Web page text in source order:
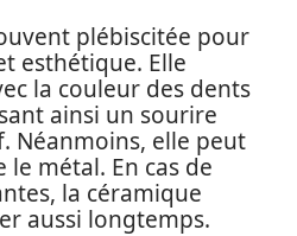
plébiscitée pour
esthétique. Elle
la couleur des dents
ainsi un sourire
Néanmoins, elle peut
métal. En cas de
la céramique
aussi longtemps.